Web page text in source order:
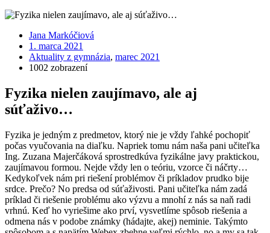
Jana Markóčiová
1. marca 2021
Aktuality z gymnázia, marec 2021
1002 zobrazení
Fyzika nielen zaujímavo, ale aj
súťaživo…
Fyzika je jedným z predmetov, ktorý nie je vždy ľahké pochopiť
počas vyučovania na diaľku. Napriek tomu nám naša pani učiteľka
Ing. Zuzana Majerčáková sprostredkúva fyzikálne javy praktickou,
zaujímavou formou. Nejde vždy len o teóriu, vzorce či náčrty…
Kedykoľvek nám pri riešení problémov či príkladov prudko bije
srdce. Prečo? No predsa od súťaživosti. Pani učiteľka nám zadá
príklad či riešenie problému ako výzvu a mnohí z nás sa naň radi
vrhnú. Keď ho vyriešime ako prví, vysvetlíme spôsob riešenia a
odmena nás v podobe známky (hádajte, akej) neminie. Takýmto